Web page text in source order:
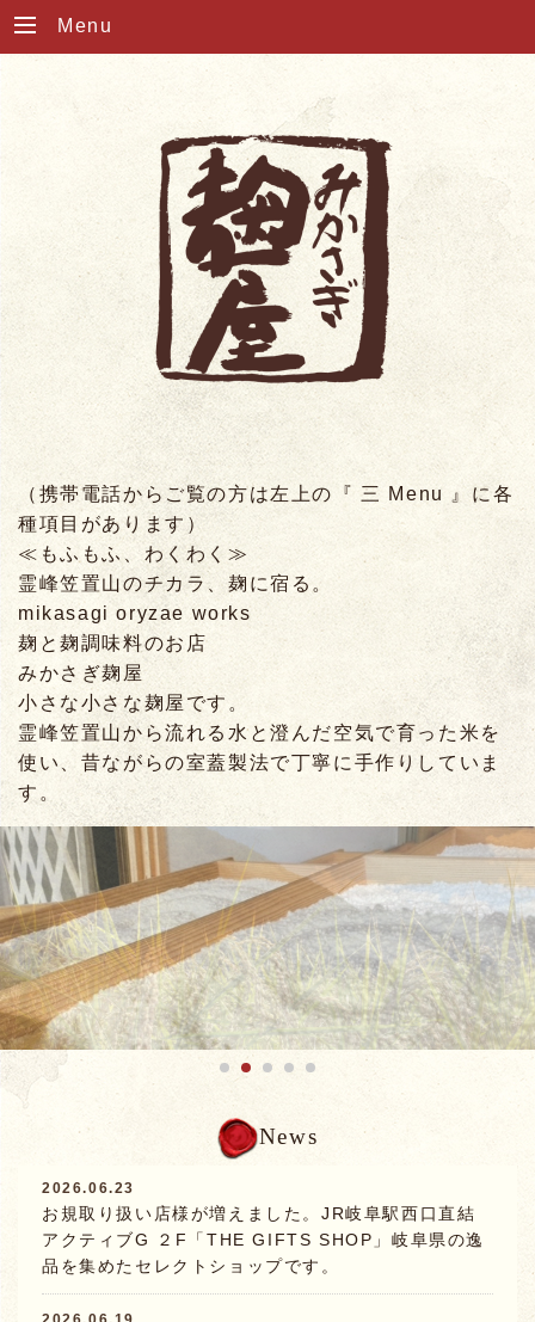
Menu
（携帯電話からご覧の方は左上の『 三 Menu 』に各
種項目があります）
≪もふもふ、わくわく≫
霊峰笠置山のチカラ、麹に宿る。
mikasagi oryzae works
麹と麹調味料のお店
みかさぎ麹屋
小さな小さな麹屋です。
霊峰笠置山から流れる水と澄んだ空気で育った⽶を
使い、昔ながらの室蓋製法で丁寧に⼿作りしていま
す。
News
2026.06.23
お規取り扱い店様が増えました。JR岐阜駅西口直結
アクティブG ２F「THE GIFTS SHOP」岐阜県の逸
品を集めたセレクトショップです。